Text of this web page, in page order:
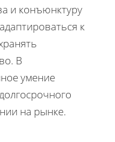
и конъюнктуру
к
В
умение
на рынке.